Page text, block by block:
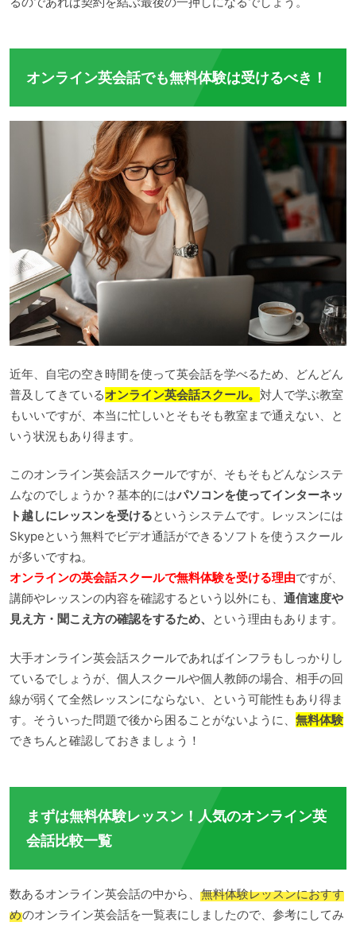
オンライン英会話でも無料体験は受けるべき！
近年、自宅の空き時間を使って英会話を学べるため、どんどん
普及してきているオンライン英会話スクール。 対人で学ぶ教室
もいいですが、本当に忙しいとそもそも教室まで通えない、と
いう状況もあり得ます。
このオンライン英会話スクールですが、そもそもどんなシステ
ムなのでしょうか？基本的にはパソコンを使ってインターネッ
ト越しにレッスンを受けるというシステムです。レッスンには
Skypeという無料でビデオ通話ができるソフトを使うスクール
が多いですね。
オンラインの英会話スクールで無料体験を受ける理由ですが、
講師やレッスンの内容を確認するという以外にも、 通信速度や
見え方・聞こえ方の確認をするため、
という理由もあります。
大手オンライン英会話スクールであればインフラもしっかりし
ているでしょうが、個人スクールや個人教師の場合、相手の回
線が弱くて全然レッスンにならない、という可能性もあり得ま
す。そういった問題で後から困ることがないように、 無料体験
できちんと確認しておきましょう！
まずは無料体験レッスン！人気のオンライン英
会話比較一覧
数あるオンライン英会話の中から、 無料体験レッスンにおすす
めのオンライン英会話を一覧表にしましたので、参考にしてみ